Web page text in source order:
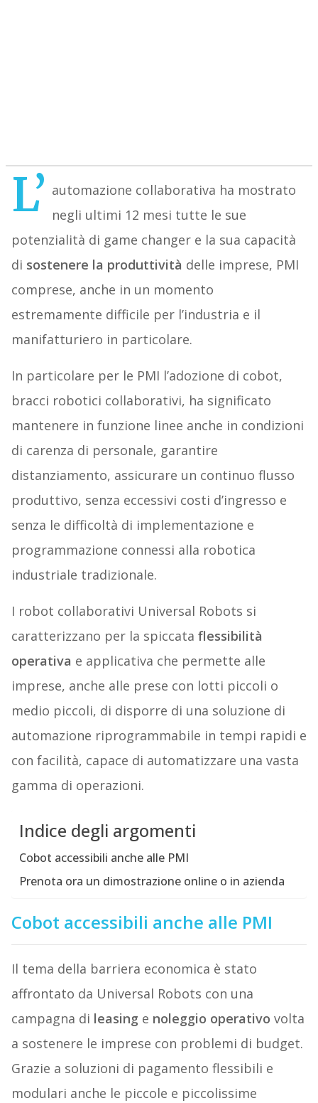
L’ automazione collaborativa ha mostrato
negli ultimi 12 mesi tutte le sue
potenzialità di game changer e la sua capacità
di sostenere la produttività delle imprese, PMI
comprese, anche in un momento
estremamente difficile per l’industria e il
manifatturiero in particolare.
In particolare per le PMI l’adozione di cobot,
bracci robotici collaborativi, ha significato
mantenere in funzione linee anche in condizioni
di carenza di personale, garantire
distanziamento, assicurare un continuo flusso
produttivo, senza eccessivi costi d’ingresso e
senza le difficoltà di implementazione e
programmazione connessi alla robotica
industriale tradizionale.
I robot collaborativi Universal Robots si
caratterizzano per la spiccata flessibilità
operativa e applicativa che permette alle
imprese, anche alle prese con lotti piccoli o
medio piccoli, di disporre di una soluzione di
automazione riprogrammabile in tempi rapidi e
con facilità, capace di automatizzare una vasta
gamma di operazioni.
Indice degli argomenti
Cobot accessibili anche alle PMI
Prenota ora un dimostrazione online o in azienda
Cobot accessibili anche alle PMI
Il tema della barriera economica è stato
affrontato da Universal Robots con una
campagna di leasing e noleggio operativo volta
a sostenere le imprese con problemi di budget.
Grazie a soluzioni di pagamento flessibili e
modulari anche le piccole e piccolissime